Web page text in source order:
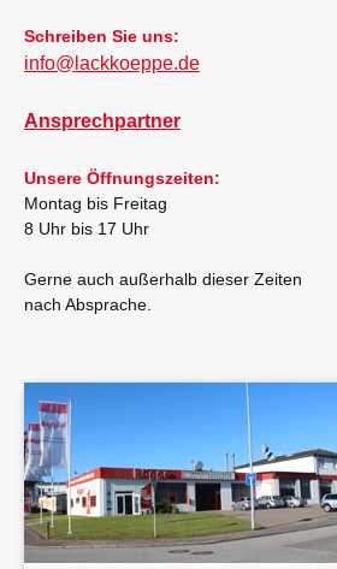
Schreiben Sie uns:
info@lackkoeppe.de
Ansprechpartner
Unsere Öffnungszeiten:
Montag bis Freitag
8 Uhr bis 17 Uhr
Gerne auch außerhalb dieser Zeiten
nach Absprache.